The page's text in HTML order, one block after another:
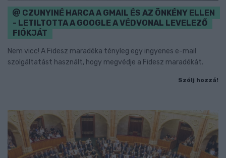
CZUNYINÉ HARCA A GMAIL ÉS AZ ÖNKÉNY ELLEN
- LETILTOTTA A GOOGLE A VÉDVONAL LEVELEZŐ
FIÓKJÁT
Nem vicc! A Fidesz maradéka tényleg egy ingyenes e-mail
szolgáltatást használt, hogy megvédje a Fidesz maradékát.
Szólj hozzá!